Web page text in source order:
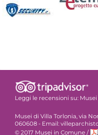
Leggi le recensioni su:
Musei di Villa Torlonia, via
060608 - Email:
© 2017 Musei in Comune /